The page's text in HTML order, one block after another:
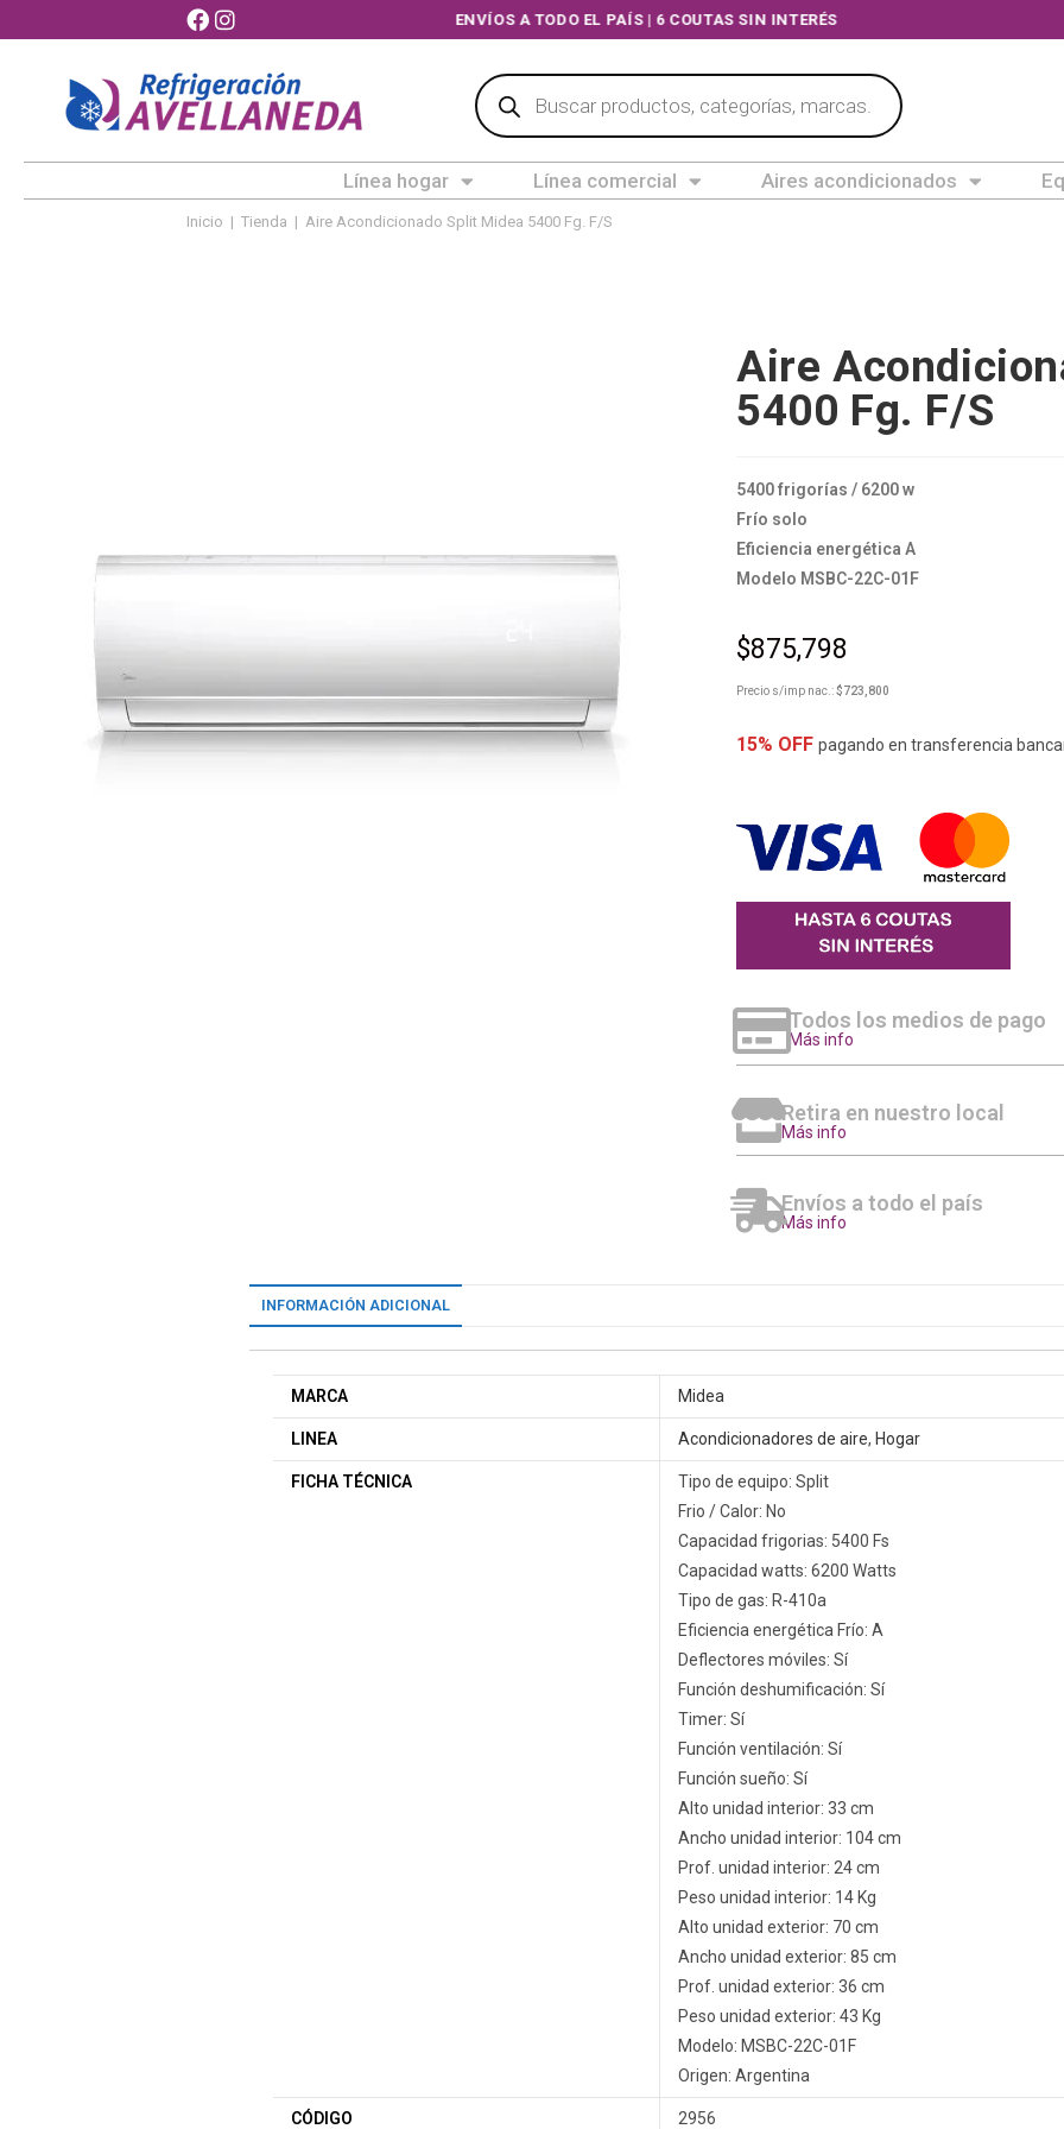
ENVÍOS A TODO EL PAÍS | 6 COUTAS SIN INTERÉS
Línea hogar Línea comercial Aires acondicionados
Inicio | Tienda | Aire Acondicionado Split Midea 5400 Fg. F/S
Aire
5400 Fg. F/S
5400 frigorías / 6200 w
Frío solo
Eficiencia energética A
Modelo MSBC-22C-01F
$875,798
Precio s/imp nac.:$723,800
15% OFF pagando en transferencia
Todos los medios de pago
Más info
Retira en nuestro local
Más info
Envíos a todo el país
Más info
INFORMACIÓN ADICIONAL
MARCA Midea
LINEA Acondicionadores de aire, Hogar
FICHA TÉCNICA
Tipo de equipo: Split
Frio / Calor: No
Capacidad frigorias: 5400 Fs
Capacidad watts: 6200 Watts
Tipo de gas: R-410a
Eficiencia energética Frío: A
Deflectores móviles: Sí
Función deshumificación: Sí
Timer: Sí
Función ventilación: Sí
Función sueño: Sí
Alto unidad interior: 33 cm
Ancho unidad interior: 104 cm
Prof. unidad interior: 24 cm
Peso unidad interior: 14 Kg
Alto unidad exterior: 70 cm
Ancho unidad exterior: 85 cm
Prof. unidad exterior: 36 cm
Peso unidad exterior: 43 Kg
Modelo: MSBC-22C-01F
Origen: Argentina
CÓDIGO 2956